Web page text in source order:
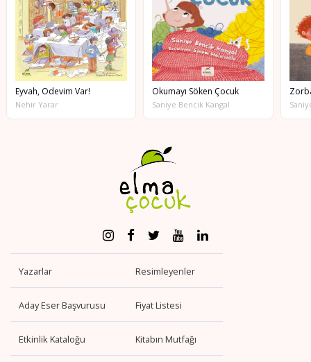
Eyvah, Ödevim Var!
Nehir Yarar
Okumayı Söken Çocuk
Saniye Bencik Kangal
Yazarlar Resimleyenler
Aday Eser Başvurusu Fiyat Listesi
Etkinlik Kataloğu Kitabın Mutfağı